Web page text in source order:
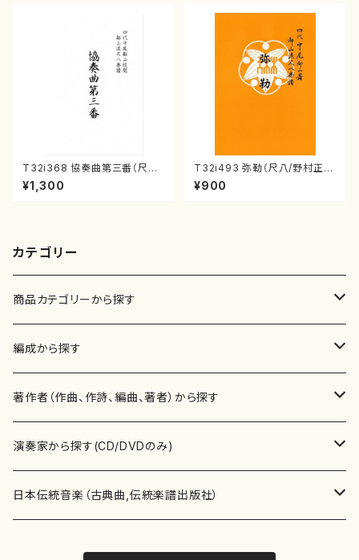
T32i368 協奏曲第三番（尺八/
唯是震一/楽譜）都山流公刊楽譜
曲番:2073
¥1,300
T32i493 弥勒（尺八/野村正
峰/楽譜）都山流公刊楽譜曲番:2
202
¥900
カテゴリー
商品カテゴリーから探す
楽譜
書籍
書籍
テキストブック
CD・DVD
チケット
編成から探す
邦楽器
箏・琴（ソロ）
箏・琴（合奏）
合唱
混声合唱
歌・声
著作者（作曲、作詩、編曲、著者）から探す
あ行
青木省三(アオキ ショウゾウ)
か行
演奏家から探す(CD/DVDのみ)
邦楽（箏、三味線、尺八等）演奏家
日本伝統音楽（古典曲,伝統楽譜出版社）